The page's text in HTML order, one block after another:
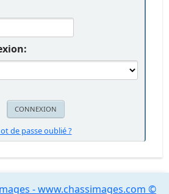
de passe oublié ?
- www.chassimages.com ©